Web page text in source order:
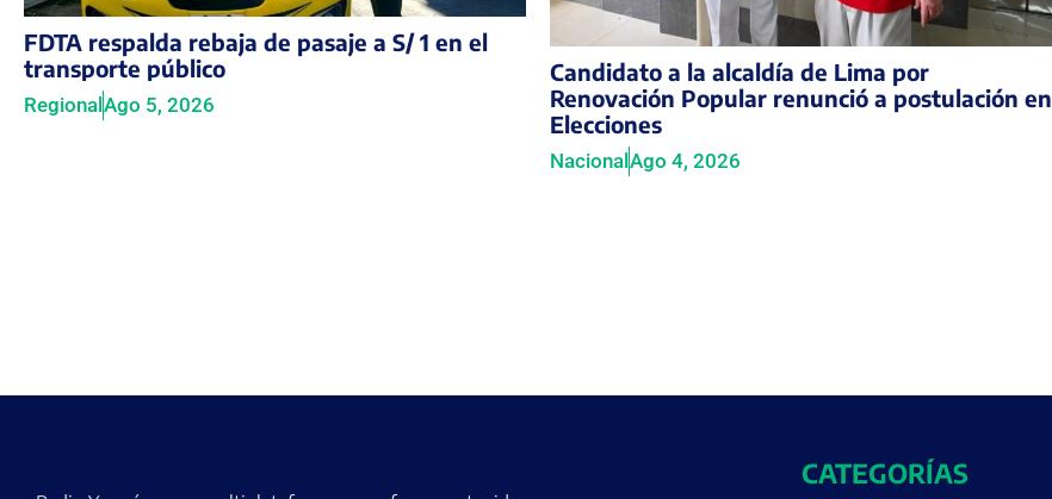
FDTA respalda rebaja de pasaje a S/ 1 en el
transporte público
Regional Ago 5, 2026
Candidato a la alcaldía de Lima por
Renovación Popular renunció a postulación en
Elecciones
NacionalAgo 4, 2026
CATEGORÍAS